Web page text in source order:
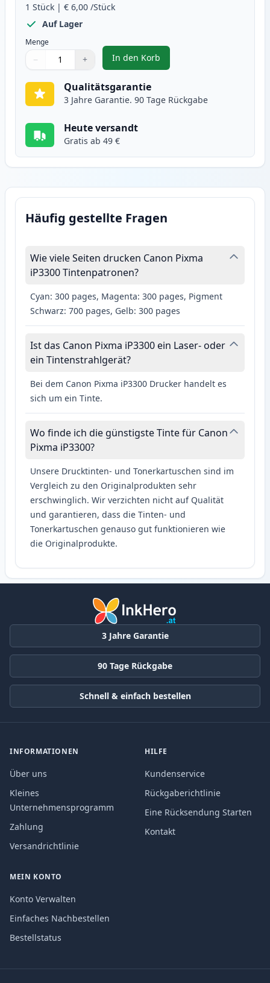
1 Stück | € 6,00 /Stück
Auf Lager
Menge
Verwenden Sie die Tasten, um anzupassen
− +
1
In den Korb
, Canon CLI-8Y foto gelb
Qualitätsgarantie
3 Jahre Garantie. 90 Tage Rückgabe
Heute versandt
Gratis ab 49 €
Häufig gestellte Fragen
Wie viele Seiten drucken Canon Pixma
iP3300 Tintenpatronen?
Cyan: 300 pages, Magenta: 300 pages, Pigment
Schwarz: 700 pages, Gelb: 300 pages
Ist das Canon Pixma iP3300 ein Laser- oder
ein Tintenstrahlgerät?
Bei dem Canon Pixma iP3300 Drucker handelt es
sich um ein Tinte.
Wo finde ich die günstigste Tinte für Canon
Pixma iP3300?
Unsere Drucktinten- und Tonerkartuschen sind im
Vergleich zu den Originalprodukten sehr
erschwinglich. Wir verzichten nicht auf Qualität
und garantieren, dass die Tinten- und
Tonerkartuschen genauso gut funktionieren wie
die Originalprodukte.
3 Jahre Garantie
90 Tage Rückgabe
Schnell & einfach bestellen
INFORMATIONEN
Über uns
Kleines
Unternehmensprogramm
Zahlung
Versandrichtlinie
HILFE
Kundenservice
Rückgaberichtlinie
Eine Rücksendung Starten
Kontakt
MEIN KONTO
Konto Verwalten
Einfaches Nachbestellen
Bestellstatus